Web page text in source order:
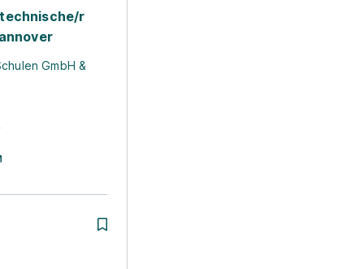
r
GmbH &